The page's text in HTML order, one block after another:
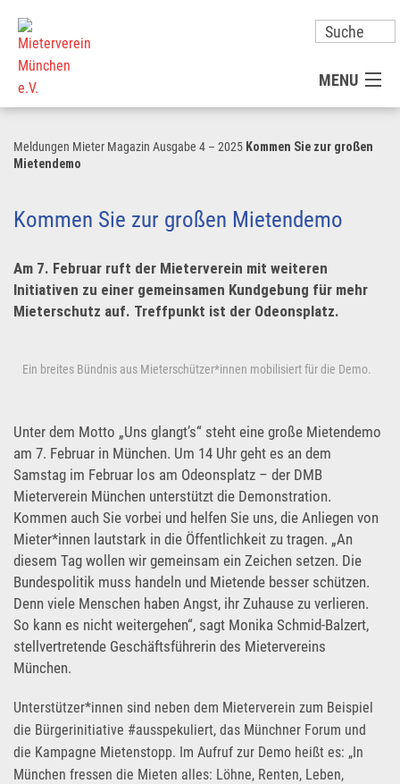
MENU
KONTAKT
Meldungen Mieter Magazin Ausgabe 4 – 2025 Kommen Sie zur großen
Mietendemo
Kommen Sie zur großen Mietendemo
Am 7. Februar ruft der Mieterverein mit weiteren
Initiativen zu einer gemeinsamen Kundgebung für mehr
Mieterschutz auf. Treffpunkt ist der Odeonsplatz.
Ein breites Bündnis aus Mieterschützer*innen mobilisiert für die Demo.
Unter dem Motto „Uns glangt’s“ steht eine große Mietendemo
am 7. Februar in München. Um 14 Uhr geht es an dem
Samstag im Februar los am Odeonsplatz – der DMB
Mieterverein München unterstützt die Demonstration.
Kommen auch Sie vorbei und helfen Sie uns, die Anliegen von
Mieter*innen lautstark in die Öffentlichkeit zu tragen. „An
diesem Tag wollen wir gemeinsam ein Zeichen setzen. Die
Bundespolitik muss handeln und Mietende besser schützen.
Denn viele Menschen haben Angst, ihr Zuhause zu verlieren.
So kann es nicht weitergehen“, sagt Monika Schmid-Balzert,
stellvertretende Geschäftsführerin des Mietervereins
München.
Unterstützer*innen sind neben dem Mieterverein zum Beispiel
die Bürgerinitiative #ausspekuliert, das Münchner Forum und
die Kampagne Mietenstopp. Im Aufruf zur Demo heißt es: „In
München fressen die Mieten alles: Löhne, Renten, Leben,